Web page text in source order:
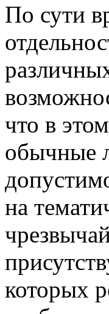
Пo сути
что в
обычные
на
которых